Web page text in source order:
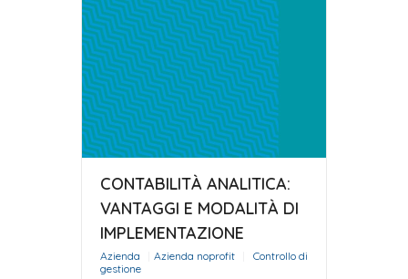
CONTABILITÀ ANALITICA:
VANTAGGI E MODALITÀ DI
IMPLEMENTAZIONE
Azienda Azienda noprofit
Controllo di
gestione